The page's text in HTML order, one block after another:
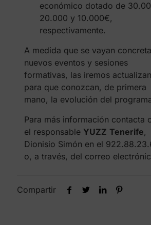
económico dotado de
20.000 y 10.000€,
respectivamente.
A medida que se vayan
nuevos eventos y sesiones
formativas, las iremos
para que conozcan, de primera
mano, la evolución del
Para más información contacta
el responsable YUZZ Tenerife,
Dionisio Simón en el
o, a través, del correo
Compartir